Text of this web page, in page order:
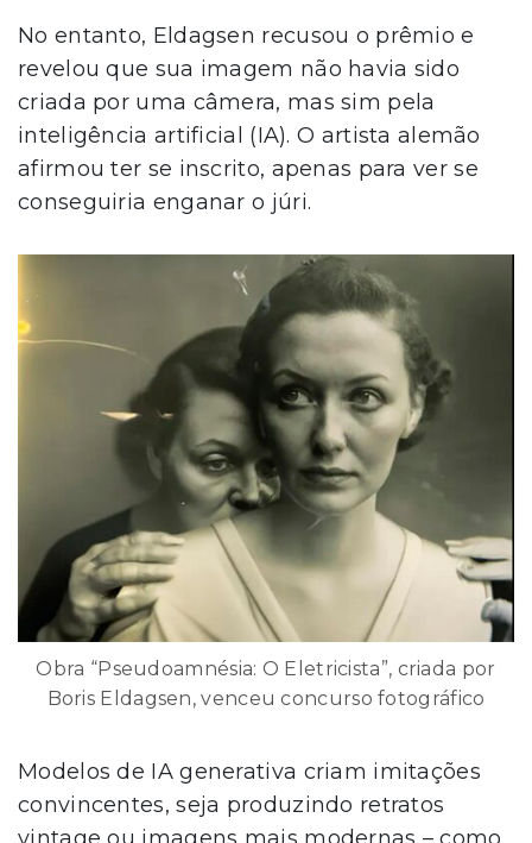
No entanto, Eldagsen recusou o prêmio e
revelou que sua imagem não havia sido
criada por uma câmera, mas sim pela
inteligência artificial (IA). O artista alemão
afirmou ter se inscrito, apenas para ver se
conseguiria enganar o júri.
Obra “Pseudoamnésia: O Eletricista”, criada por
Boris Eldagsen, venceu concurso fotográfico
Modelos de IA generativa criam imitações
convincentes, seja produzindo retratos